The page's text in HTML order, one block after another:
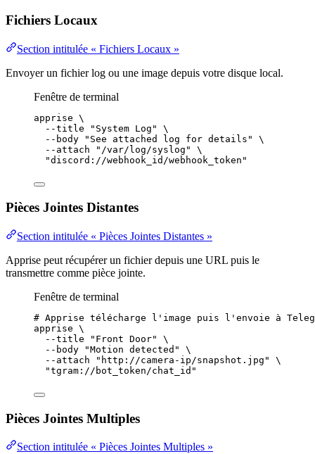
Fichiers Locaux
Section intitulée « Fichiers Locaux »
Envoyer un fichier log ou une image depuis votre disque local.
Fenêtre de terminal
apprise \
--title
" System Log "
\
--body
" See attached log for details "
\
--attach
" /var/log/syslog "
\
"discord://webhook_id/webhook_token "
Pièces Jointes Distantes
Section intitulée « Pièces Jointes Distantes »
Apprise peut récupérer un fichier depuis une URL puis le
transmettre comme pièce jointe.
Fenêtre de terminal
# Apprise télécharge l'image puis l'envoie à
apprise \
--title
" Front Door"
\
--body
"Motion detected "
\
--attach
" http://camera-ip/snapshot.jpg "
\
"tgram://bot_token/chat_id "
Pièces Jointes Multiples
Section intitulée « Pièces Jointes Multiples »